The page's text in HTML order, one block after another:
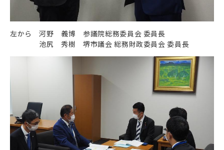
左から河野 義博 参議院総務委員会 委員長
池尻 秀樹 堺市議会 総務財政委員会 委員長